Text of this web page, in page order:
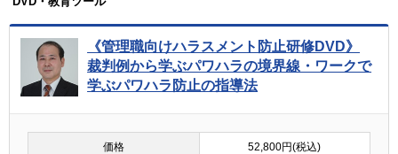
《管理職向けハラスメント防止研修DVD》
裁判例から学ぶパワハラの境界線・ワークで
学ぶパワハラ防止の指導法
価格 52,800円(税込)